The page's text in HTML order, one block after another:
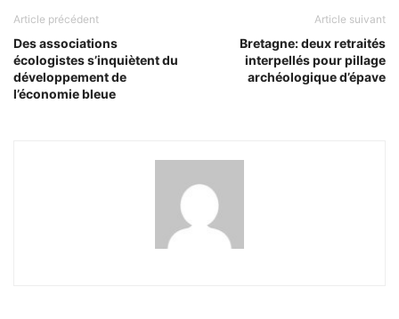
Article précédent
Des associations
écologistes s’inquiètent du
développement de
l’économie bleue
Article suivant
Bretagne: deux retraités
interpellés pour pillage
archéologique d’épave